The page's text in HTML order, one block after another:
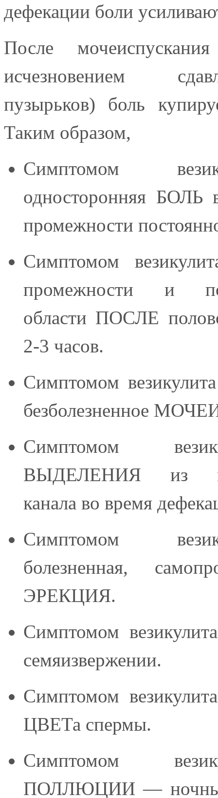
дефекации боли
После
исчезновением
пузырьков) боль
Таким образом,
Симптомом
односторонняя БОЛЬ
промежности
Симптомом
промежности и
области ПОСЛЕ
2-3 часов.
Симптомом
безболезненное
Симптомом
ВЫДЕЛЕНИЯ из
канала во время
Симптомом
болезненная,
ЭРЕКЦИЯ.
Симптомом
семяизвержении.
Симптомом
ЦВЕТа спермы.
Симптомом
ПОЛЛЮЦИИ — ночные